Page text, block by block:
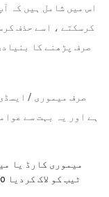
اس میں شامل ہیں کہ
کرسکتے ، اسے حذف
صرف پڑھنے کا
ہے اور یہ بہت سے
میموری کارڈ یا